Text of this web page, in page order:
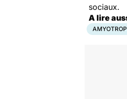
sociaux.
A lire